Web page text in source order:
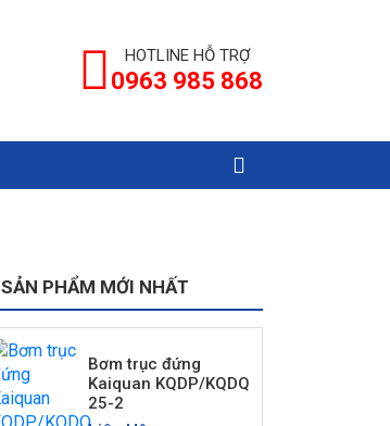
HOTLINE HỖ TRỢ
0963 985 868
SẢN PHẨM MỚI NHẤT
Bơm trục đứng
Kaiquan KQDP/KQDQ
25-2